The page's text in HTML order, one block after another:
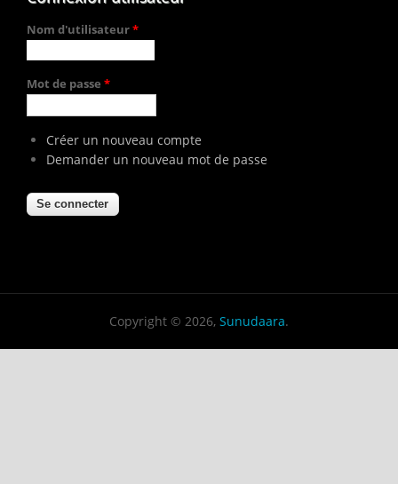
Nom d'utilisateur*
Mot de passe *
Créer un nouveau compte
Demander un nouveau mot de passe
Copyright © 2026, Sunudaara.